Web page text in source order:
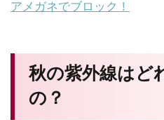
アメガネでブロック！
秋の紫外線はど
の？